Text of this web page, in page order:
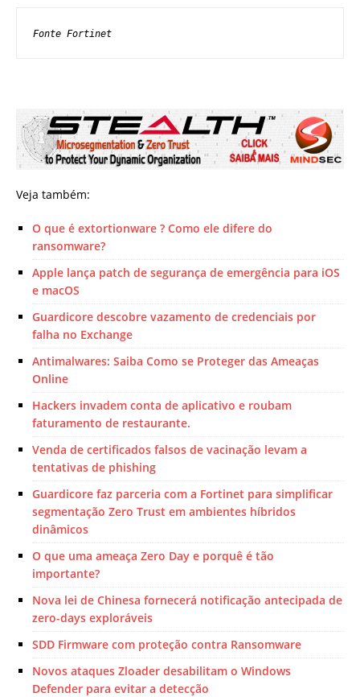
Veja também:
O que é extortionware ? Como ele difere do
ransomware?
Apple lança patch de segurança de emergência para iOS
e macOS
Guardicore descobre vazamento de credenciais por
falha no Exchange
Antimalwares: Saiba Como se Proteger das Ameaças
Online
Hackers invadem conta de aplicativo e roubam
faturamento de restaurante.
Venda de certificados falsos de vacinação levam a
tentativas de phishing
Guardicore faz parceria com a Fortinet para simplificar
segmentação Zero Trust em ambientes híbridos
dinâmicos
O que uma ameaça Zero Day e porquê é tão
importante?
Nova lei de Chinesa fornecerá notificação antecipada de
zero-days exploráveis
SDD Firmware com proteção contra Ransomware
Novos ataques Zloader desabilitam o Windows
Defender para evitar a detecção